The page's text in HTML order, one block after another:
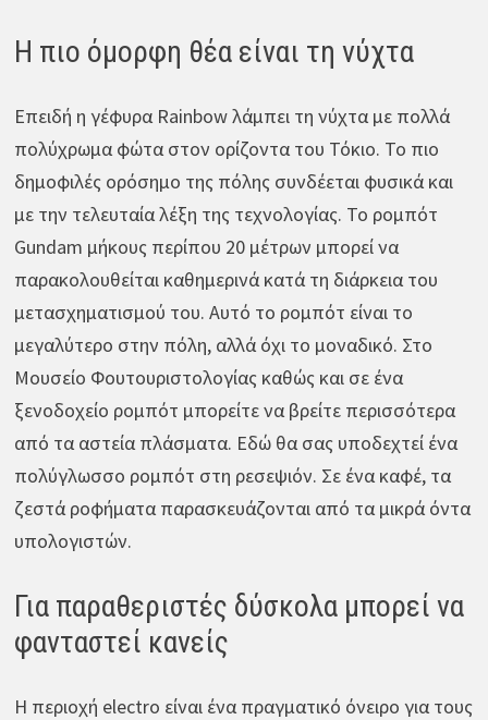
Η πιο όμορφη θέα είναι τη νύχτα
Επειδή η γέφυρα Rainbow λάμπει τη νύχτα με πολλά
πολύχρωμα φώτα στον ορίζοντα του Τόκιο. Το πιο
δημοφιλές ορόσημο της πόλης συνδέεται φυσικά και
με την τελευταία λέξη της τεχνολογίας. Το ρομπότ
Gundam μήκους περίπου 20 μέτρων μπορεί να
παρακολουθείται καθημερινά κατά τη διάρκεια του
μετασχηματισμού του. Αυτό το ρομπότ είναι το
μεγαλύτερο στην πόλη, αλλά όχι το μοναδικό. Στο
Μουσείο Φουτουριστολογίας καθώς και σε ένα
ξενοδοχείο ρομπότ μπορείτε να βρείτε περισσότερα
από τα αστεία πλάσματα. Εδώ θα σας υποδεχτεί ένα
πολύγλωσσο ρομπότ στη ρεσεψιόν. Σε ένα καφέ, τα
ζεστά ροφήματα παρασκευάζονται από τα μικρά όντα
υπολογιστών.
Για παραθεριστές δύσκολα μπορεί να
φανταστεί κανείς
Η περιοχή electro είναι ένα πραγματικό όνειρο για τους